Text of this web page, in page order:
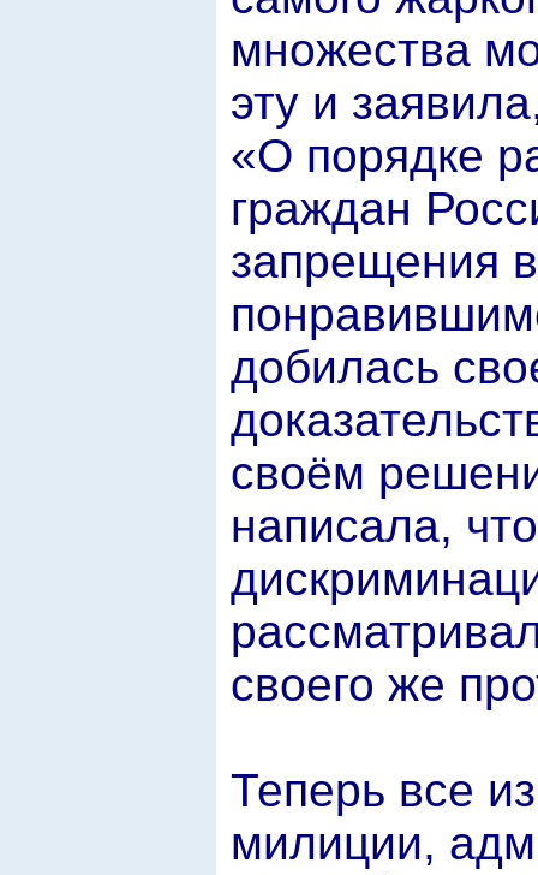
множества
эту и
«О порядке
граждан
запрещения
добилась
своём
написала,
своего же
Теперь все
милиции,